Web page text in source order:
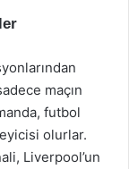
maçın
futbol
olurlar.
Liverpool’un